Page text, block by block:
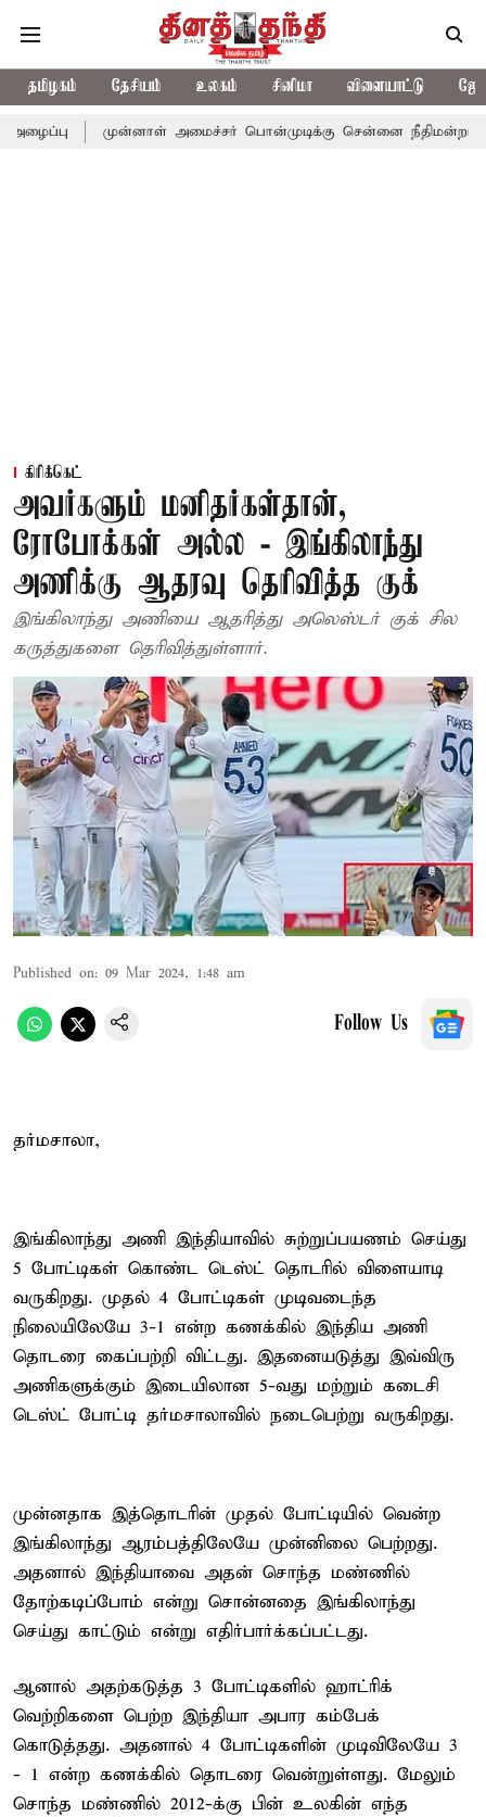
தமிழகம் தேசியம் உலகம் சினிமா விளையாட்டு
முன்னாள் அமைச்சர் பொன்முடிக்கு சென்னை நீதிமன்றம் பிடிவாராண்ட்
கிரிக்கெட்
அவர்களும் மனிதர்கள்தான்,
ரோபோக்கள் அல்ல - இங்கிலாந்து
அணிக்கு ஆதரவு தெரிவித்த குக்
இங்கிலாந்து அணியை ஆதரித்து அலெஸ்டர் குக் சில
கருத்துகளை தெரிவித்துள்ளார்.
Published on: 09 Mar 2024, 1:48 am
Follow Us
தர்மசாலா,
இங்கிலாந்து அணி இந்தியாவில் சுற்றுப்பயணம் செய்து
5 போட்டிகள் கொண்ட டெஸ்ட் தொடரில் விளையாடி
வருகிறது. முதல் 4 போட்டிகள் முடிவடைந்த
நிலையிலேயே 3-1 என்ற கணக்கில் இந்திய அணி
தொடரை கைப்பற்றி விட்டது. இதனையடுத்து இவ்விரு
அணிகளுக்கும் இடையிலான 5-வது மற்றும் கடைசி
டெஸ்ட் போட்டி தர்மசாலாவில் நடைபெற்று வருகிறது.
முன்னதாக இத்தொடரின் முதல் போட்டியில் வென்ற
இங்கிலாந்து ஆரம்பத்திலேயே முன்னிலை பெற்றது.
அதனால் இந்தியாவை அதன் சொந்த மண்ணில்
தோற்கடிப்போம் என்று சொன்னதை இங்கிலாந்து
செய்து காட்டும் என்று எதிர்பார்க்கப்பட்டது.
ஆனால் அதற்கடுத்த 3 போட்டிகளில் ஹாட்ரிக்
வெற்றிகளை பெற்ற இந்தியா அபார கம்பேக்
கொடுத்தது. அதனால் 4 போட்டிகளின் முடிவிலேயே 3
- 1 என்ற கணக்கில் தொடரை வென்றுள்ளது. மேலும்
சொந்த மண்ணில் 2012-க்கு பின் உலகின் எந்த